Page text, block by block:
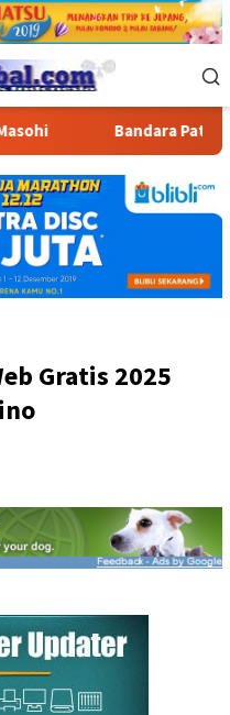
Bandara Pattimura
Gratis 2025